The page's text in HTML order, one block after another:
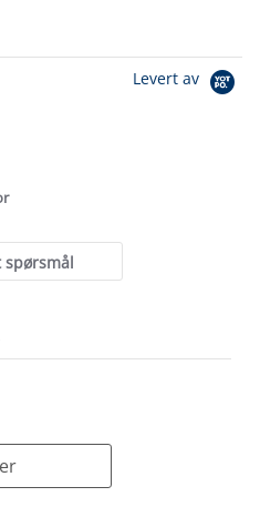
Levert av
spørsmål